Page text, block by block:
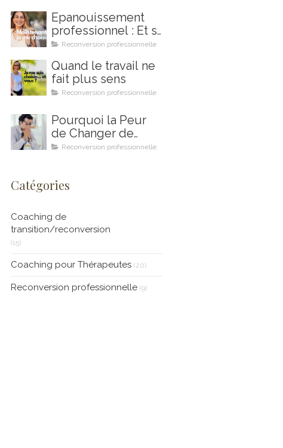
Épanouissement
professionnel : Et si
2026 était votre
Reconversion professionnelle
Quand le travail ne
fait plus sens
Reconversion professionnelle
Pourquoi la Peur
de Changer de
Métier Peut
Reconversion
Comment le
Coaching en Ikigai
Reconversion professionnelle
Catégories
Coaching de
transition/reconversion
(15)
Coaching pour Thérapeutes (20)
Reconversion professionnelle (9)